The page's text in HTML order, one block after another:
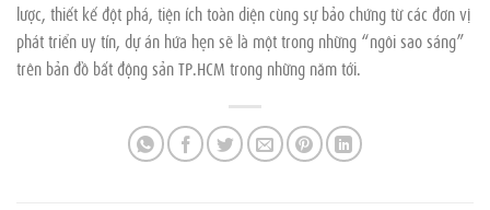
lược, thiết kế đột phá, tiện ích toàn diện cùng sự bảo chứng từ các đơn vị
phát triển uy tín, dự án hứa hẹn sẽ là một trong những “ngôi sao sáng”
trên bản đồ bất động sản TP.HCM trong những năm tới.